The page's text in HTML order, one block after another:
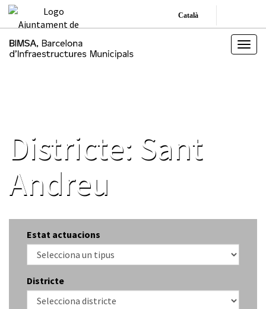
Català
Districte: Sant
Andreu
Estat actuacions
Districte